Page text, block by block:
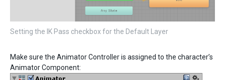
Setting the IK Pass checkbox for the Default Layer
Make sure the Animator Controller is assigned to the character’s
Animator Component: